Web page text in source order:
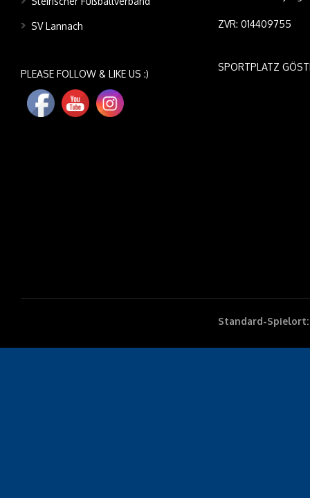
SV Lannach
PLEASE FOLLOW & LIKE US :)
ZVR: 014409755
SPORTPLATZ
Standard-Spielort: